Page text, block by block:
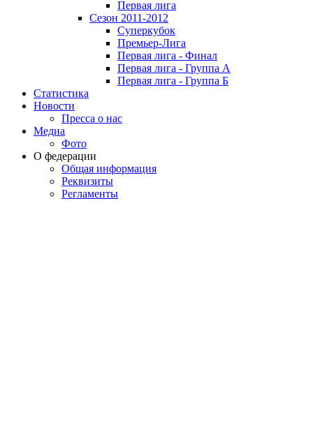
Первая лига
Сезон 2011-2012
Суперкубок
Премьер-Лига
Первая лига - Финал
Первая лига - Группа А
Первая лига - Группа Б
Статистика
Новости
Пресса о нас
Медиа
Фото
О федерации
Общая информация
Реквизиты
Регламенты